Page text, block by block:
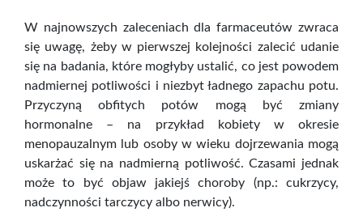
W najnowszych zaleceniach dla farmaceutów zwraca
się uwagę, żeby w pierwszej kolejności zalecić udanie
się na badania, które mogłyby ustalić, co jest powodem
nadmiernej potliwości i niezbyt ładnego zapachu potu.
Przyczyną obfitych potów mogą być zmiany
hormonalne – na przykład kobiety w okresie
menopauzalnym lub osoby w wieku dojrzewania mogą
uskarżać się na nadmierną potliwość. Czasami jednak
może to być objaw jakiejś choroby (np.: cukrzycy,
nadczynności tarczycy albo nerwicy).